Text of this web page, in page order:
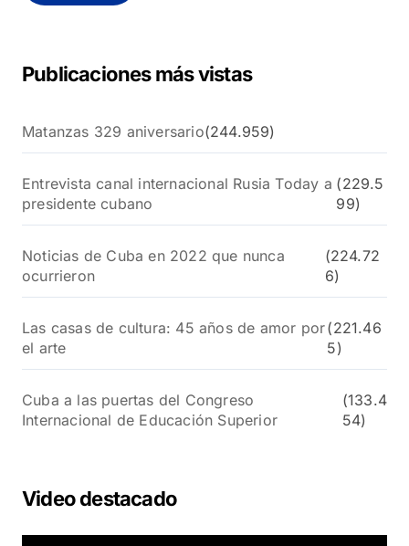
Publicaciones más vistas
Matanzas 329 aniversario(244.959)
Entrevista canal internacional Rusia Today a
presidente cubano
(229.5
99)
Noticias de Cuba en 2022 que nunca
ocurrieron
(224.72
6)
Las casas de cultura: 45 años de amor por
el arte
(221.46
5)
Cuba a las puertas del Congreso
Internacional de Educación Superior
(133.4
54)
Video destacado